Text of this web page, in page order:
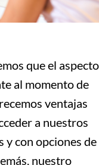
que el aspecto
al momento de
ventajas
a nuestros
con opciones de
nuestro